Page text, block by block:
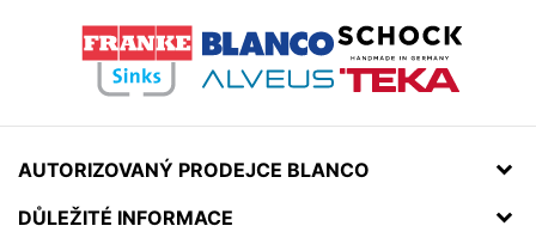
AUTORIZOVANÝ PRODEJCE BLANCO
DŮLEŽITÉ INFORMACE